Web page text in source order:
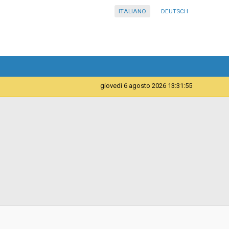
ITALIANO DEUTSCH
giovedì 6 agosto 2026 13:31:56